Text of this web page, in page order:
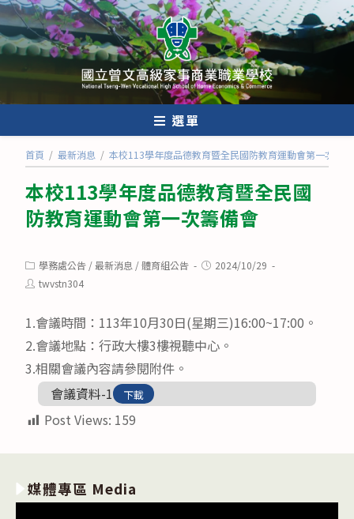
跳
轉
至
內
選單
首頁 / 最新消息 / 本校113學年度品德教育暨全民國防教育運動會第一次籌
本校113學年度品德教育暨全民國
防教育運動會第一次籌備會
Post
category:
學務處公告 /最新消息 /體育組公告
Post2024/10/29
Posttwvstn304
1.會議時間：113年10月30日(星期三)16:00~17:00。
2.會議地點：行政大樓3樓視聽中心。
3.相關會議內容請參閱附件。
會議資料-1
下載
Post Views: 159
媒體專區 Media